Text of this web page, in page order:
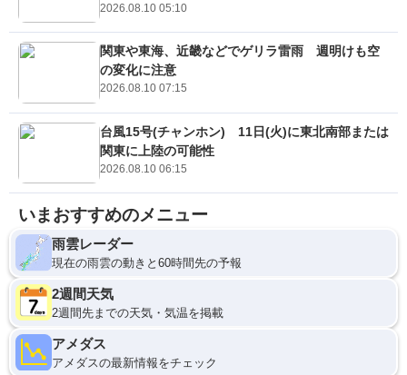
2026.08.10 05:10
関東や東海、近畿などでゲリラ雷雨 週明けも空
の変化に注意
2026.08.10 07:15
台風15号(チャンホン) 11日(火)に東北南部または
関東に上陸の可能性
2026.08.10 06:15
いまおすすめのメニュー
雨雲レーダー
現在の雨雲の動きと60時間先の予報
2週間天気
2週間先までの天気・気温を掲載
アメダス
アメダスの最新情報をチェック